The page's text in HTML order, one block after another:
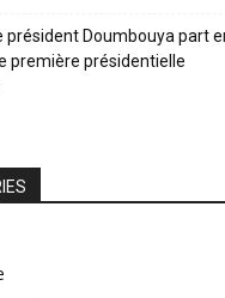
président Doumbouya part
première présidentielle